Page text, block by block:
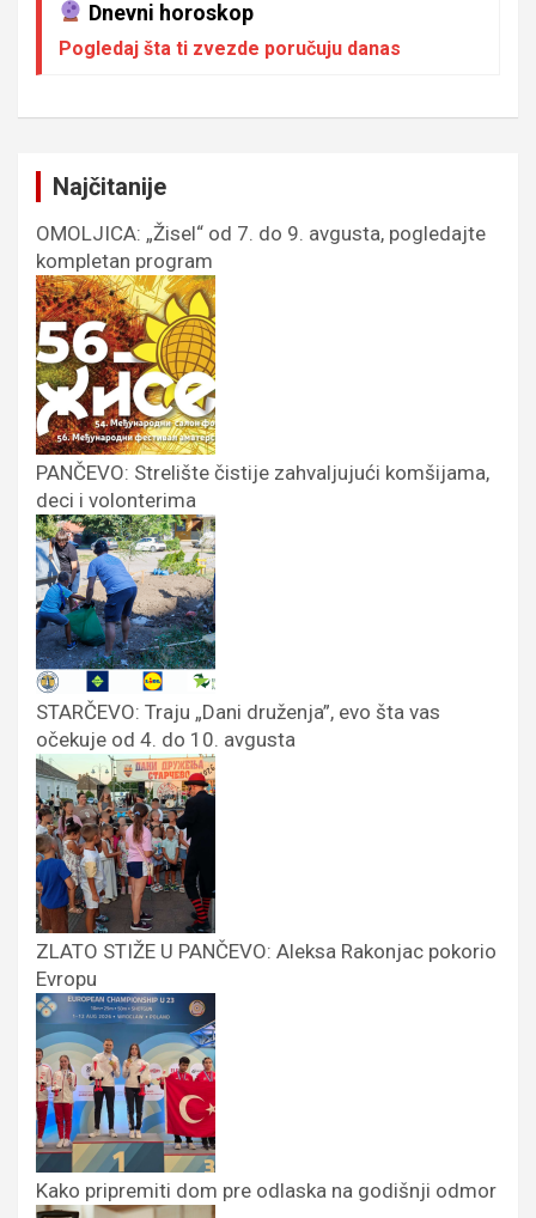
Dnevni horoskop
Pogledaj šta ti zvezde poručuju danas
Najčitanije
OMOLJICA: „Žisel“ od 7. do 9. avgusta, pogledajte
kompletan program
PANČEVO: Strelište čistije zahvaljujući komšijama,
deci i volonterima
STARČEVO: Traju „Dani druženja”, evo šta vas
očekuje od 4. do 10. avgusta
ZLATO STIŽE U PANČEVO: Aleksa Rakonjac pokorio
Evropu
Kako pripremiti dom pre odlaska na godišnji odmor